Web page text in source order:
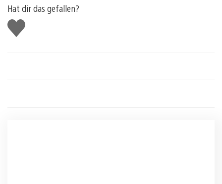
Hat dir das gefallen?
Gefällt
mir